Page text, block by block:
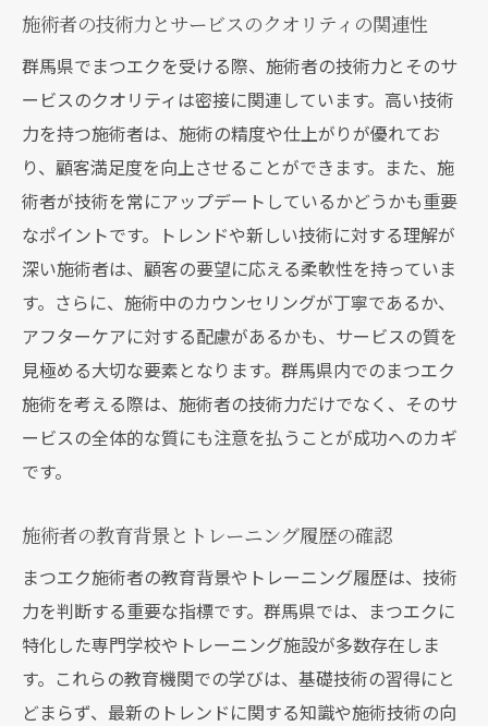
施術者の技術力とサービスのクオリティの関連性
群馬県でまつエクを受ける際、施術者の技術力とそのサ
ービスのクオリティは密接に関連しています。高い技術
力を持つ施術者は、施術の精度や仕上がりが優れてお
り、顧客満足度を向上させることができます。また、施
術者が技術を常にアップデートしているかどうかも重要
なポイントです。トレンドや新しい技術に対する理解が
深い施術者は、顧客の要望に応える柔軟性を持っていま
す。さらに、施術中のカウンセリングが丁寧であるか、
アフターケアに対する配慮があるかも、サービスの質を
見極める大切な要素となります。群馬県内でのまつエク
施術を考える際は、施術者の技術力だけでなく、そのサ
ービスの全体的な質にも注意を払うことが成功へのカギ
です。
施術者の教育背景とトレーニング履歴の確認
まつエク施術者の教育背景やトレーニング履歴は、技術
力を判断する重要な指標です。群馬県では、まつエクに
特化した専門学校やトレーニング施設が多数存在しま
す。これらの教育機関での学びは、基礎技術の習得にと
どまらず、最新のトレンドに関する知識や施術技術の向